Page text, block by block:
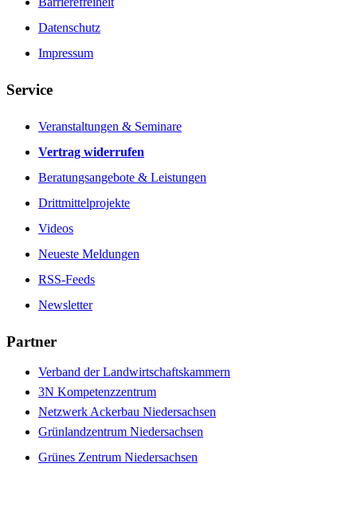
Datenschutz
Impressum
Service
Veranstaltungen & Seminare
Vertrag widerrufen
Beratungsangebote & Leistungen
Drittmittelprojekte
Videos
Neueste Meldungen
RSS-Feeds
Newsletter
Partner
Verband der Landwirtschaftskammern
3N Kompetenzzentrum
Netzwerk Ackerbau Niedersachsen
Grünlandzentrum Niedersachsen
Grünes Zentrum Niedersachsen